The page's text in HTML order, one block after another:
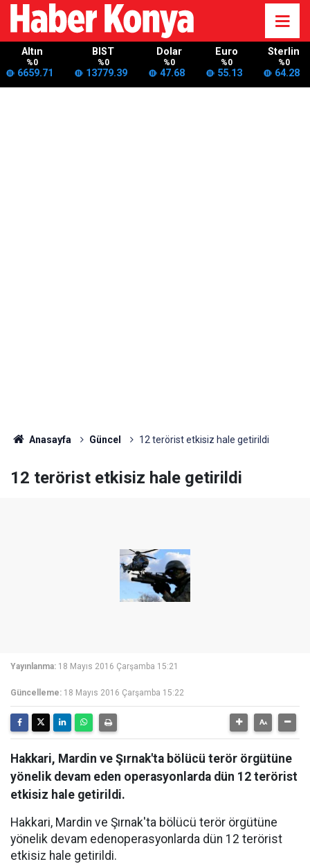
Altın
%0
6659.71
BIST
%0
13779.39
Dolar
%0
47.68
Euro
%0
55.13
Sterlin
%0
64.28
Anasayfa Güncel 12 terörist etkisiz hale getirildi
12 terörist etkisiz hale getirildi
Yayınlanma: 18 Mayıs 2016 Çarşamba 15:21
Güncelleme: 18 Mayıs 2016 Çarşamba 15:22
Hakkari, Mardin ve Şırnak'ta bölücü terör örgütüne
yönelik devam eden operasyonlarda dün 12 terörist
etkisiz hale getirildi.
Hakkari, Mardin ve Şırnak'ta bölücü terör örgütüne
yönelik devam edenoperasyonlarda dün 12 terörist
etkisiz hale getirildi.